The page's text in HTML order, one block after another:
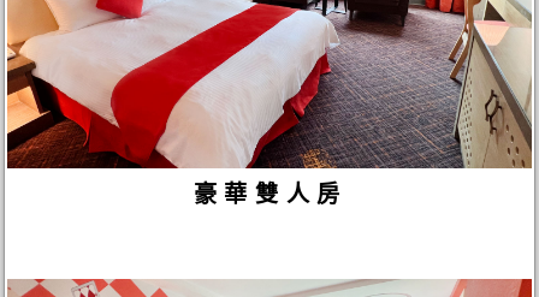
豪華雙人房